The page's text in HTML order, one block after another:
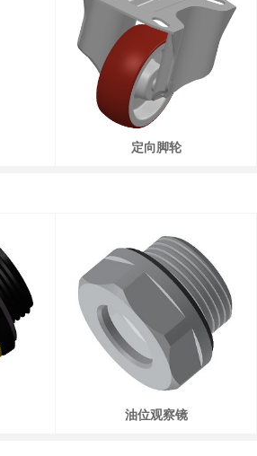
定向脚轮
油位观察镜